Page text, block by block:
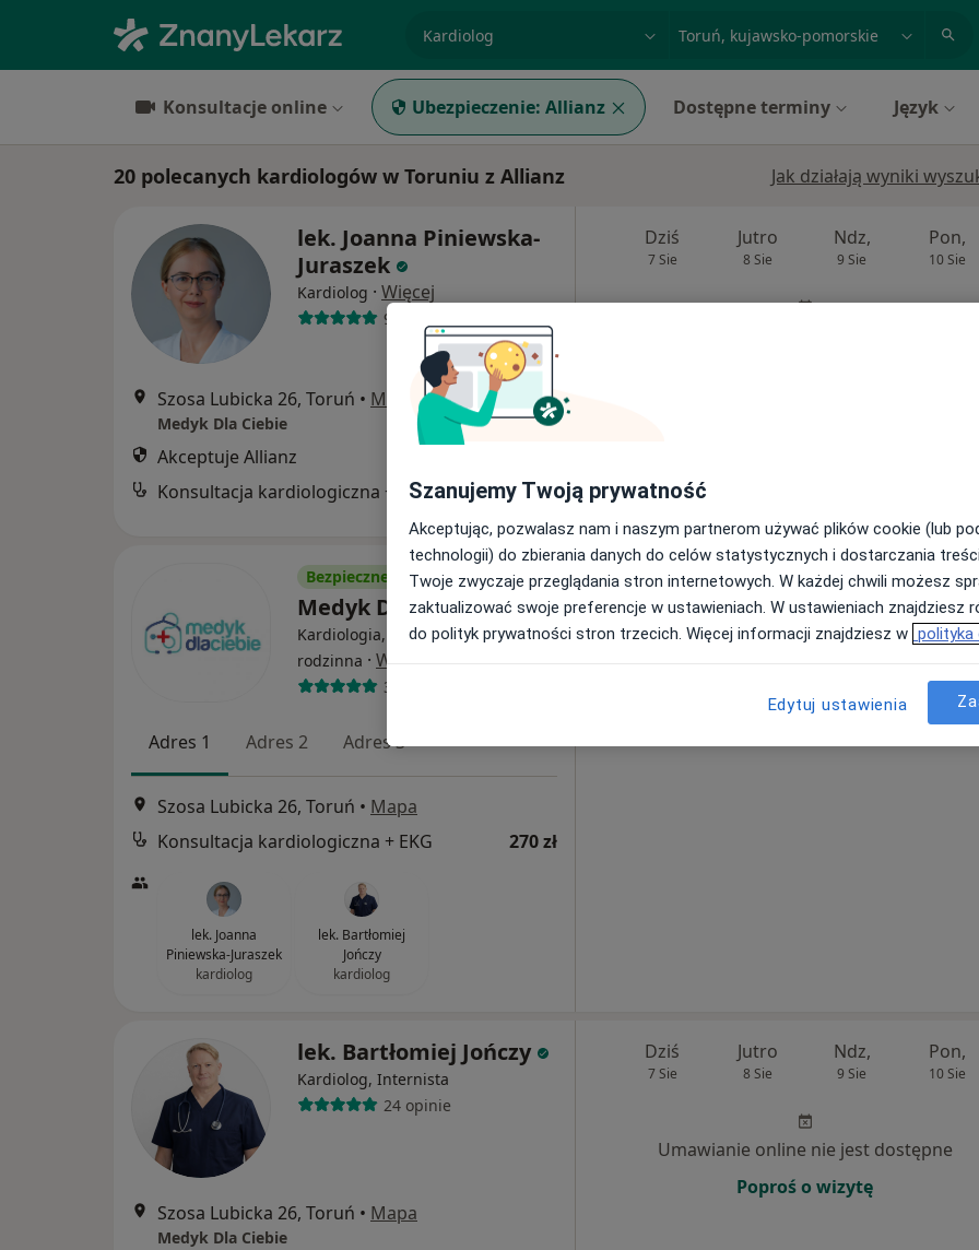
miasto lub dzielnica
Konsultacje online Ubezpieczenie: Allianz Dostępne terminy Język
20 polecanych kardiologów w Toruniu z Allianz Jak działają wyniki
lek. Joanna Piniewska-
Juraszek
Kardiolog · Więcej
96 opinii
Szosa Lubicka 26, Toruń • Mapa
Medyk Dla Ciebie
Akceptuje Allianz
Konsultacja kardiologiczna + EKG
270 zł
Dziś
7 Sie
Jutro
8 Sie
Ndz,
9 Sie
Pon,
10 Sie
Bezpieczne płatności
Medyk Dla Ciebie
Kardiologia, Pediatria, Medycyna
rodzinna · Więcej
3548 opinii
Adres 1 Adres 2 Adres 3
Szosa Lubicka 26, Toruń • Mapa
Konsultacja kardiologiczna + EKG
270 zł
lek. Joanna
Piniewska-Juraszek
kardiolog
lek. Bartłomiej
Jończy
kardiolog
Dziś Jutro
8 Sie
Ndz,
9 Sie
Pon,
10 Sie
Pokaż profil
lek. Bartłomiej Jończy
Kardiolog, Internista
24 opinie
Szosa Lubicka 26, Toruń • Mapa
Medyk Dla Ciebie
Dziś
7 Sie
Jutro
8 Sie
Ndz,
9 Sie
Pon,
10 Sie
Umawianie online nie jest dostępne
Poproś o wizytę
Szanujemy Twoją prywatność
Akceptując, pozwalasz nam i naszym partnerom używać plików cookie (lub
technologii) do zbierania danych do celów statystycznych i dostarczania
Twoje zwyczaje przeglądania stron internetowych. W każdej chwili możesz
zaktualizować swoje preferencje w ustawieniach. W ustawieniach znajdziesz
do polityk prywatności stron trzecich. Więcej informacji znajdziesz w polityka
Edytuj ustawienia